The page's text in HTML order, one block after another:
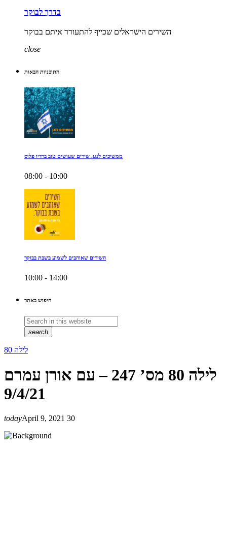
בדרך לבוקר
השירים הישראלים שכייף להתעורר איתם בבוקר
close
התוכניות הבאות
ממשיכים לנגן. שירים שעושים טוב ברדיו פלוס
08:00 - 10:00
השירים שאוהבים לשמוע בשבת בבוקר
10:00 - 14:00
חיפוש באתר
search
לילה 80
לילה 80 מס’ 247 – עם אורן עמרם
9/4/21
todayApril 9, 2021 30